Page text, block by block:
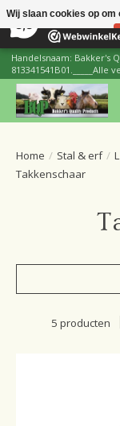
Handelsnaam: Bakker's
Home / Stal & erf /
Takkenschaar
5 producten
Wij slaan cookies op